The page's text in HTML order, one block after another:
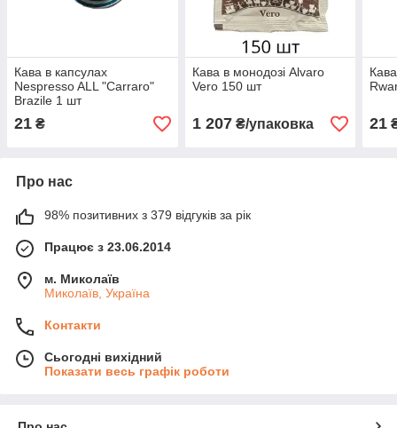
Кава в капсулах
Nespresso ALL "Carraro"
Brazile 1 шт
21 ₴
Кава в монодозі Alvaro
Vero 150 шт
1 207₴/упаковка 21
Про нас
98% позитивних з 379 відгуків за рік
Працює з 23.06.2014
м. Миколаїв
Миколаїв, Україна
Контакти
Сьогодні вихідний
Показати весь графік роботи